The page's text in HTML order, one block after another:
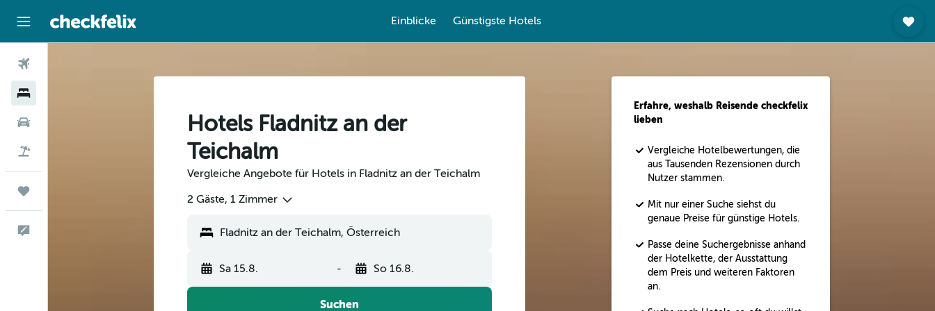
Einblicke Günstigste Hotels
Hotels Fladnitz an der
Teichalm
Vergleiche Angebote für Hotels in Fladnitz an der Teichalm
2 Gäste, 1 Zimmer
Sa 15.8. - So 16.8.
Suchen
Erfahre, weshalb Reisende checkfelix
lieben
Vergleiche Hotelbewertungen, die
aus Tausenden Rezensionen durch
Nutzer stammen.
Mit nur einer Suche siehst du
genaue Preise für günstige Hotels.
Passe deine Suchergebnisse anhand
der Hotelkette, der Ausstattung
dem Preis und weiteren Faktoren
an.